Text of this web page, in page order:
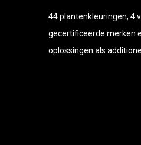
44 plantenkleuringen, 4
gecertificeerde merken
oplossingen als